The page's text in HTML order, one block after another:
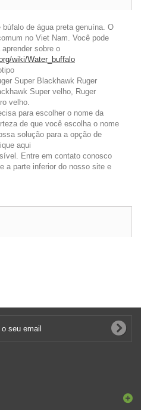
de água preta genuína. O
no Viet Nam. Você pode
sobre o
wiki/Water_buffalo
Super Blackhawk Ruger
Super velho, Ruger
velho.
para escolher o nome da
de que você escolha o nome
solução para a opção de
aqui
Entre em contato conosco
a parte inferior do nosso site e